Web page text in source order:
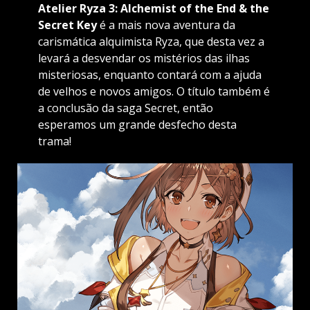
Atelier Ryza 3: Alchemist of the End & the
Secret Keyé a mais nova aventura da
carismática alquimista Ryza, que desta vez a
levará a desvendar os mistérios das ilhas
misteriosas, enquanto contará com a ajuda
de velhos e novos amigos. O título também é
a conclusão da saga Secret, então
esperamos um grande desfecho desta
trama!